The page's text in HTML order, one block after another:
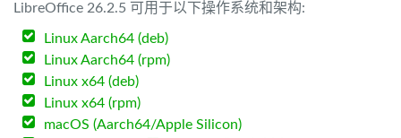
LibreOffice 26.2.5 可用于以下操作系统和架构:
Linux Aarch64 (deb)
Linux Aarch64 (rpm)
Linux x64 (deb)
Linux x64 (rpm)
macOS (Aarch64/Apple Silicon)